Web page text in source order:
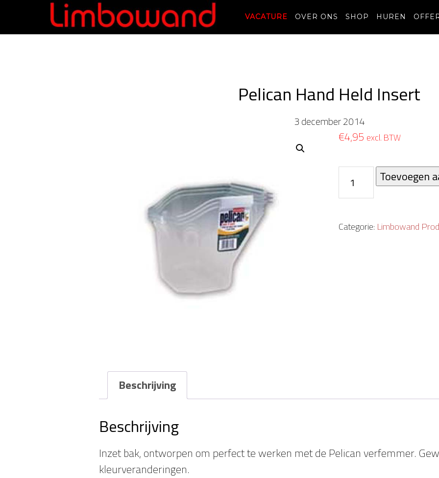
VACATURE OVER ONS SHOP HUREN
Pelican Hand Held Insert
3 december 2014
€4,95 excl. BTW
Hand
Insert
Toevoegen
Categorie: Limbowand
Beschrijving
Beschrijving
Inzet bak, ontworpen om perfect te werken met de Pelican verfemmer.
kleurveranderingen.